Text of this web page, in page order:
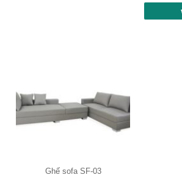
Ghế sofa SF-03